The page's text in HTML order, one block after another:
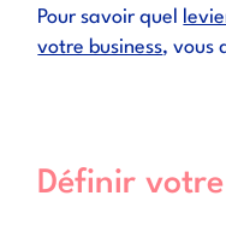
Pour savoir quel
votre business, vous
Définir